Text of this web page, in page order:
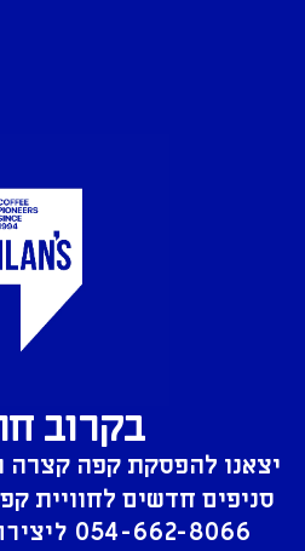
בקרוב
יצאנו להפסקת קפה קצרה
סניפים חדשים לחוויית
054-662-8066